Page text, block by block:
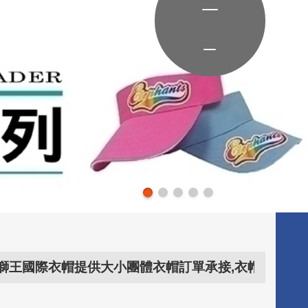
帽提供大小團體衣帽訂單承接,衣帽問題交給..衣帽